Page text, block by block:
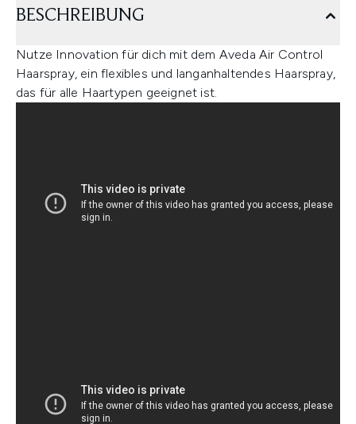
BESCHREIBUNG
Nutze Innovation für dich mit dem Aveda Air Control
Haarspray, ein flexibles und langanhaltendes Haarspray,
das für alle Haartypen geeignet ist.